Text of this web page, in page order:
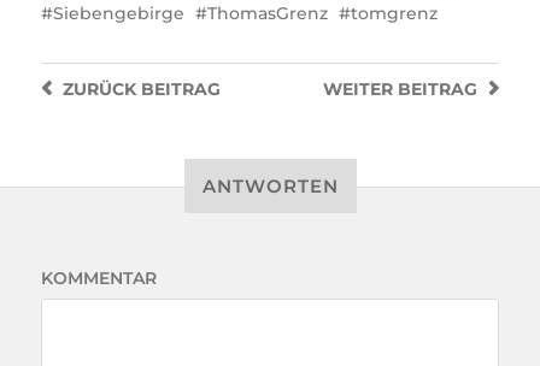
Siebengebirge
ThomasGrenz tomgrenz
WEITER BEITRAG
ZURÜCKBEITRAG
ANTWORTEN
KOMMENTAR